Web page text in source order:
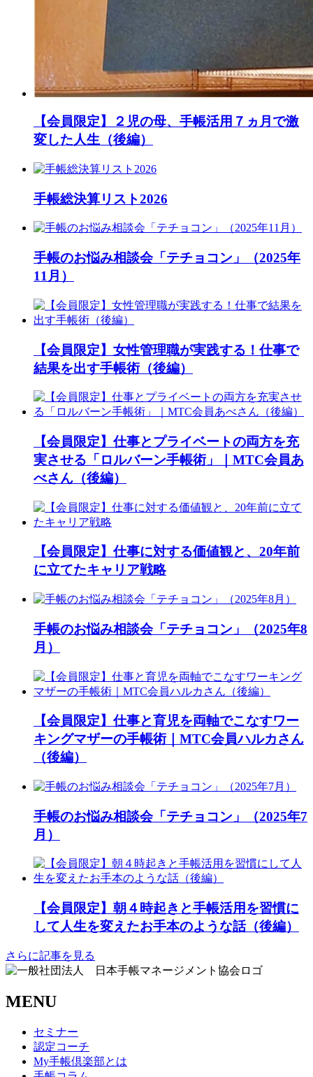
【会員限定】２児の母、手帳活用７ヵ月で激
変した人生（後編）
手帳総決算リスト2026
手帳のお悩み相談会「テチョコン」（2025年
11月）
【会員限定】女性管理職が実践する！仕事で
結果を出す手帳術（後編）
【会員限定】仕事とプライベートの両方を充
実させる「ロルバーン手帳術」｜MTC会員あ
べさん（後編）
【会員限定】仕事に対する価値観と、20年前
に立てたキャリア戦略
手帳のお悩み相談会「テチョコン」（2025年8
月）
【会員限定】仕事と育児を両軸でこなすワー
キングマザーの手帳術｜MTC会員ハルカさん
（後編）
手帳のお悩み相談会「テチョコン」（2025年7
月）
【会員限定】朝４時起きと手帳活用を習慣に
して人生を変えたお手本のような話（後編）
さらに記事を見る
MENU
セミナー
認定コーチ
My手帳倶楽部とは